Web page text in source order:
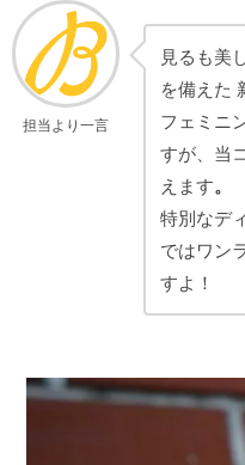
担当より一言
見るも美
を備えた
フェミニ
すが、当
えます。
特別なデ
ではワン
すよ！